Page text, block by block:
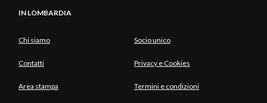
IN LOMBARDIA
Chi siamo Socio unico
Contatti Privacy e Cookies
Area stampa Termini e condizioni